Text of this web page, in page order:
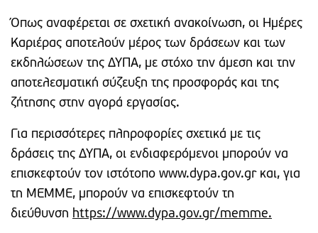
Όπως αναφέρεται σε σχετική ανακοίνωση, οι Ημέρες
Καριέρας αποτελούν μέρος των δράσεων και των
εκδηλώσεων της ΔΥΠΑ, με στόχο την άμεση και την
αποτελεσματική σύζευξη της προσφοράς και της
ζήτησης στην αγορά εργασίας.
Για περισσότερες πληροφορίες σχετικά με τις
δράσεις της ΔΥΠΑ, οι ενδιαφερόμενοι μπορούν να
επισκεφτούν τον ιστότοπο www.dypa.gov.gr και, για
τη ΜΕΜΜΕ, μπορούν να επισκεφτούν τη
διεύθυνση https://www.dypa.gov.gr/memme.